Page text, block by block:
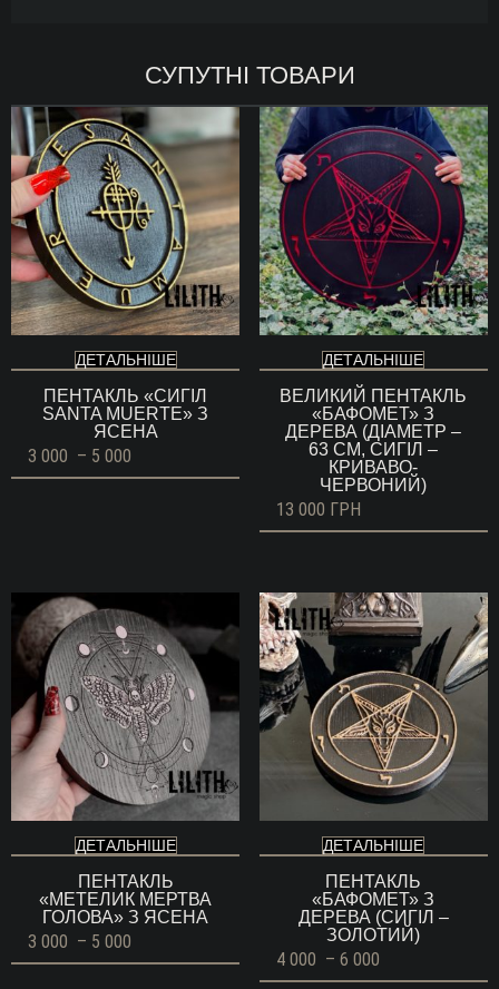
СУПУТНІ ТОВАРИ
ДЕТАЛЬНІШЕ
ПЕНТАКЛЬ «СИГІЛ
SANTA MUERTE» З
ЯСЕНА
3 000 – 5 000
цін:
ДЕТАЛЬНІШЕ
ВЕЛИКИЙ ПЕНТАКЛЬ
«БАФОМЕТ» З
ДЕРЕВА (ДІАМЕТР –
63 СМ, СИГІЛ –
КРИВАВО-
ЧЕРВОНИЙ)
13 000 ГРН
ДЕТАЛЬНІШЕ
ПЕНТАКЛЬ
«МЕТЕЛИК МЕРТВА
ГОЛОВА» З ЯСЕНА
3 000 – 5 000
цін:
ДЕТАЛЬНІШЕ
ПЕНТАКЛЬ
«БАФОМЕТ» З
ДЕРЕВА (СИГІЛ –
ЗОЛОТИЙ)
4 000 – 6 000
цін: